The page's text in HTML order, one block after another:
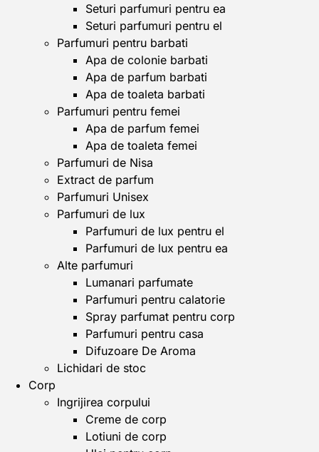
Seturi parfumuri pentru ea
Seturi parfumuri pentru el
Parfumuri pentru barbati
Apa de colonie barbati
Apa de parfum barbati
Apa de toaleta barbati
Parfumuri pentru femei
Apa de parfum femei
Apa de toaleta femei
Parfumuri de Nisa
Extract de parfum
Parfumuri Unisex
Parfumuri de lux
Parfumuri de lux pentru el
Parfumuri de lux pentru ea
Alte parfumuri
Lumanari parfumate
Parfumuri pentru calatorie
Spray parfumat pentru corp
Parfumuri pentru casa
Difuzoare De Aroma
Lichidari de stoc
Corp
Ingrijirea corpului
Creme de corp
Lotiuni de corp